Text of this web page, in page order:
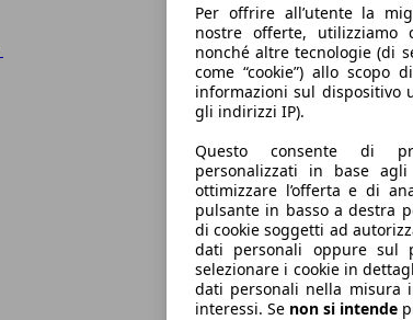
Per offrire all’utente la
nostre offerte,
nonché altre tecnologie (di
come “cookie”) allo scopo
informazioni sul dispositivo
gli indirizzi IP).
Questo consente di
personalizzati in base
ottimizzare l’offerta e di
pulsante in basso a destra
di cookie soggetti ad
dati personali oppure sul
selezionare i cookie in
dati personali nella misura
interessi. Se non si intende